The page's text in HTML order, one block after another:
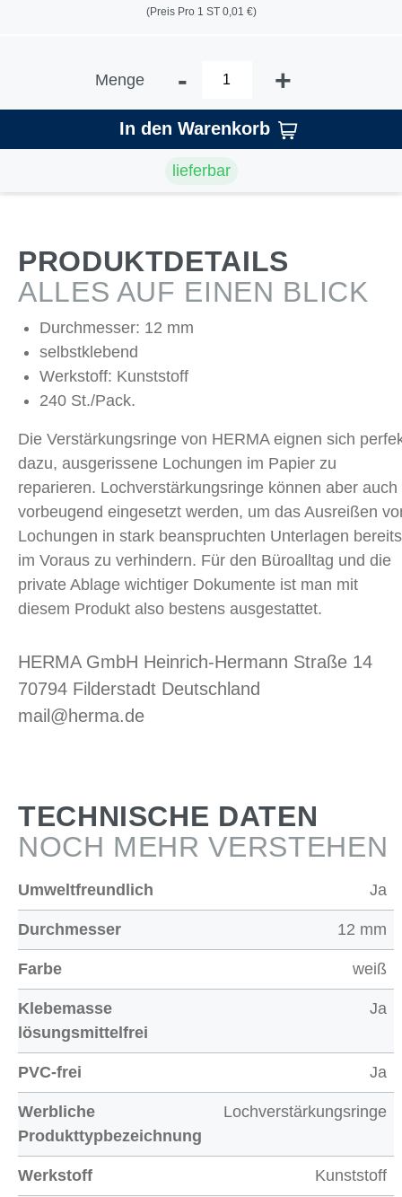
(Preis Pro 1 ST 0,01 €)
Menge - +
In den Warenkorb
lieferbar
PRODUKTDETAILS
ALLES AUF EINEN BLICK
Durchmesser: 12 mm
selbstklebend
Werkstoff: Kunststoff
240 St./Pack.
Die Verstärkungsringe von HERMA eignen sich
dazu, ausgerissene Lochungen im Papier zu
reparieren. Lochverstärkungsringe können aber auch
vorbeugend eingesetzt werden, um das Ausreißen
Lochungen in stark beanspruchten Unterlagen bereits
im Voraus zu verhindern. Für den Büroalltag und die
private Ablage wichtiger Dokumente ist man mit
diesem Produkt also bestens ausgestattet.
HERMA GmbH Heinrich-Hermann Straße 14
70794 Filderstadt Deutschland
mail@herma.de
TECHNISCHE DATEN
NOCH MEHR VERSTEHEN
Umweltfreundlich Ja
Durchmesser 12 mm
Farbe weiß
Klebemasse
lösungsmittelfrei
Ja
PVC-frei Ja
Werbliche
Produkttypbezeichnung
Lochverstärkungsringe
Werkstoff Kunststoff